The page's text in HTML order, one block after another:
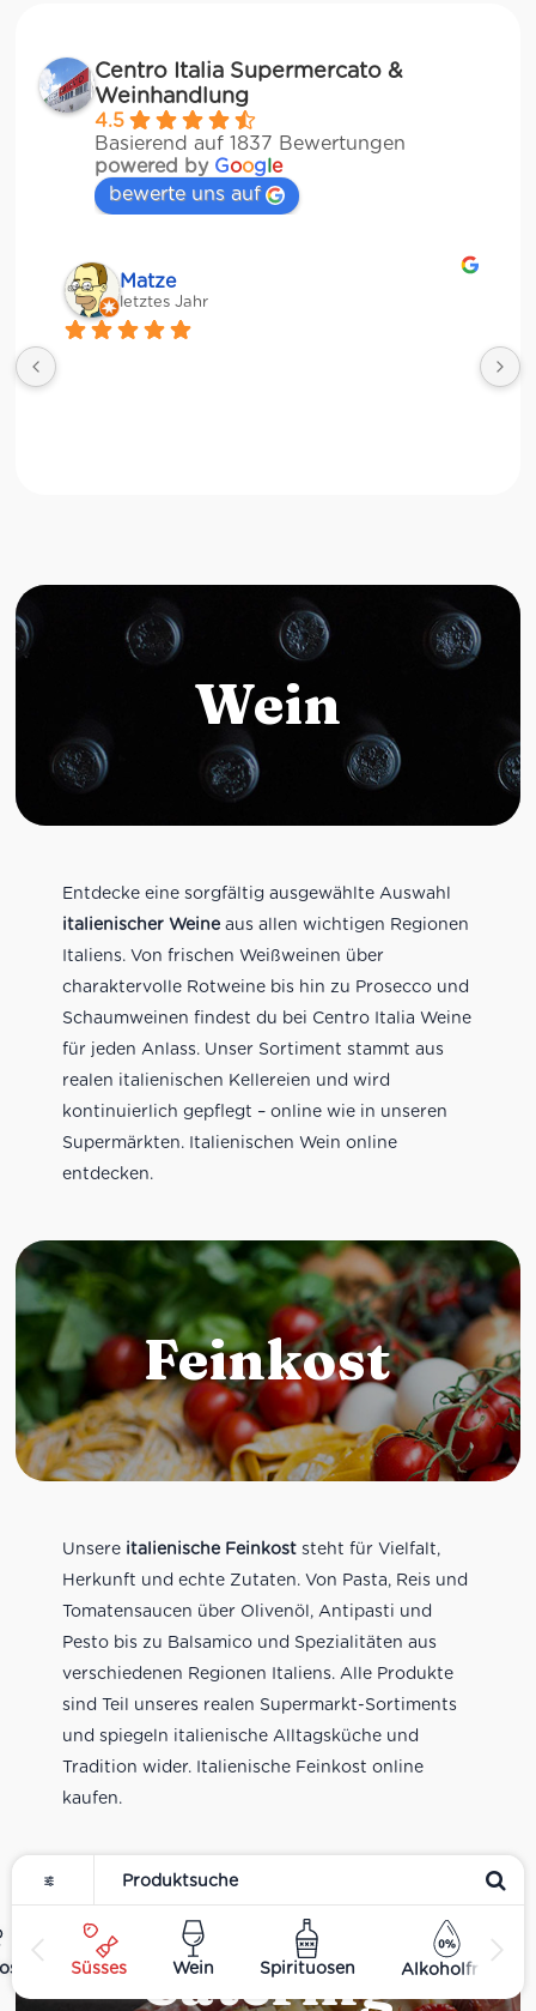
Süsses Wein Spirituosen Alkoholfrei
Centro Italia Supermercato &
Weinhandlung
4.5
Basierend auf 1837 Bewertungen
powered by Google
bewerte uns auf
Matze
letztes Jahr
Wein
Entdecke eine sorgfältig ausgewählte Auswahl
italienischer Weineaus allen wichtigen Regionen
Italiens. Von frischen Weißweinen über
charaktervolle Rotweine bis hin zu Prosecco und
Schaumweinen findest du bei Centro Italia Weine
für jeden Anlass. Unser Sortiment stammt aus
realen italienischen Kellereien und wird
kontinuierlich gepflegt – online wie in unseren
Supermärkten. Italienischen Wein online
entdecken.
Feinkost
Unsere italienische Feinkoststeht für Vielfalt,
Herkunft und echte Zutaten. Von Pasta, Reis und
Tomatensaucen über Olivenöl, Antipasti und
Pesto bis zu Balsamico und Spezialitäten aus
verschiedenen Regionen Italiens. Alle Produkte
sind Teil unseres realen Supermarkt-Sortiments
und spiegeln italienische Alltagsküche und
Tradition wider. Italienische Feinkost online
kaufen.
Catering